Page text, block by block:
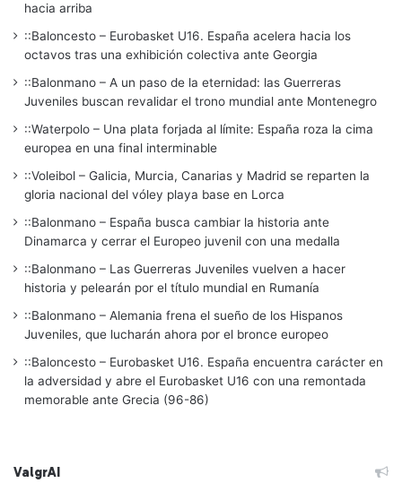
hacia arriba
::Baloncesto – Eurobasket U16. España acelera hacia los
octavos tras una exhibición colectiva ante Georgia
::Balonmano – A un paso de la eternidad: las Guerreras
Juveniles buscan revalidar el trono mundial ante Montenegro
::Waterpolo – Una plata forjada al límite: España roza la cima
europea en una final interminable
::Voleibol – Galicia, Murcia, Canarias y Madrid se reparten la
gloria nacional del vóley playa base en Lorca
::Balonmano – España busca cambiar la historia ante
Dinamarca y cerrar el Europeo juvenil con una medalla
::Balonmano – Las Guerreras Juveniles vuelven a hacer
historia y pelearán por el título mundial en Rumanía
::Balonmano – Alemania frena el sueño de los Hispanos
Juveniles, que lucharán ahora por el bronce europeo
::Baloncesto – Eurobasket U16. España encuentra carácter en
la adversidad y abre el Eurobasket U16 con una remontada
memorable ante Grecia (96-86)
ValgrAI